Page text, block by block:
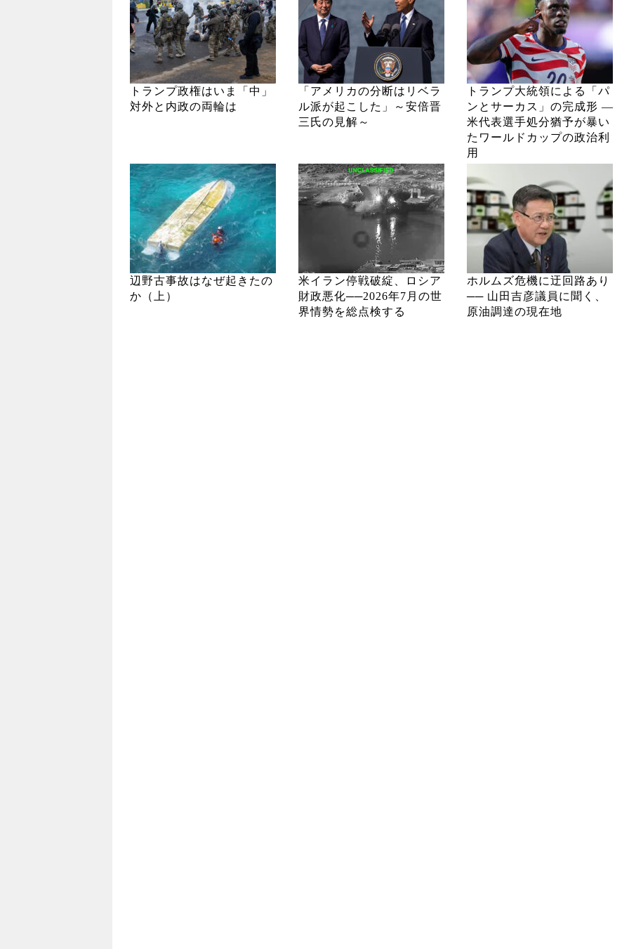
トランプ政権はいま「中」
対外と内政の両輪は
「アメリカの分断はリベラ
ル派が起こした」～安倍晋
三氏の見解～
トランプ大統領による「パ
ンとサーカス」の完成形 ―
米代表選手処分猶予が暴い
たワールドカップの政治利
用
辺野古事故はなぜ起きたの
か（上）
米イラン停戦破綻、ロシア
財政悪化──2026年7月の世
界情勢を総点検する
ホルムズ危機に迂回路あり
── 山田吉彦議員に聞く、
原油調達の現在地